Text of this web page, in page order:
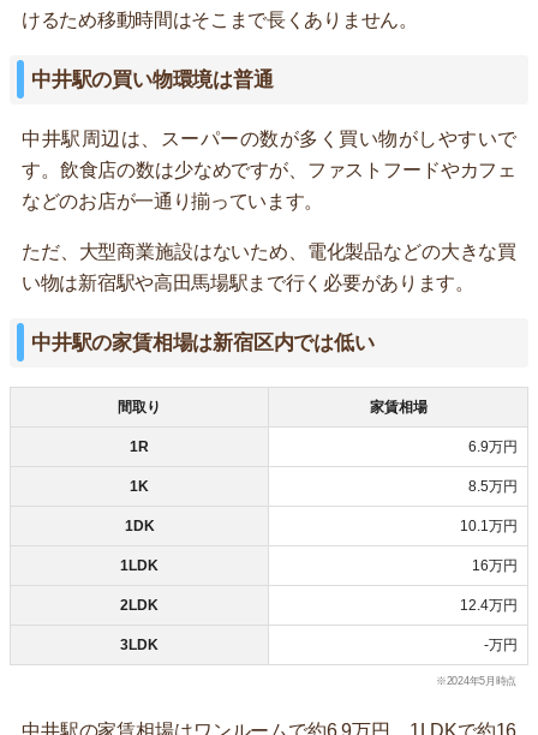
けるため移動時間はそこまで長くありません。
中井駅の買い物環境は普通
中井駅周辺は、スーパーの数が多く買い物がしやすいで
す。飲食店の数は少なめですが、ファストフードやカフェ
などのお店が一通り揃っています。
ただ、大型商業施設はないため、電化製品などの大きな買
い物は新宿駅や高田馬場駅まで行く必要があります。
中井駅の家賃相場は新宿区内では低い
間取り 家賃相場
1R 6.9万円
1K 8.5万円
1DK 10.1万円
1LDK 16万円
2LDK 12.4万円
3LDK -万円
※2024年5月時点
中井駅の家賃相場はワンルームで約6.9万円、1LDKで約16